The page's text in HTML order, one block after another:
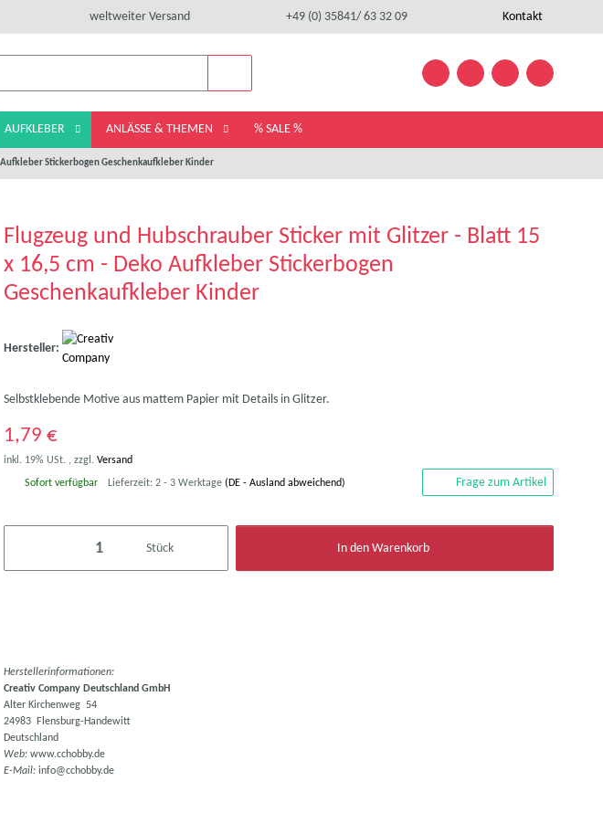
weltweiter Versand +49 (0) 35841/ 63 32 09 Kontakt
AUFKLEBER ANLÄSSE & THEMEN % SALE %
Stickerbogen Geschenkaufkleber Kinder
Flugzeug und Hubschrauber Sticker mit Glitzer - Blatt 15
x 16,5 cm - Deko Aufkleber Stickerbogen
Geschenkaufkleber Kinder
Hersteller:
Selbstklebende Motive aus mattem Papier mit Details in Glitzer.
1,79 €
inkl. 19% USt. , zzgl. Versand
Sofort verfügbar Lieferzeit: 2 - 3 Werktage (DE - Ausland abweichend) Frage zum Artikel
Stück In den Warenkorb
Herstellerinformationen:
Creativ Company Deutschland GmbH
Alter Kirchenweg 54
24983 Flensburg-Handewitt
Deutschland
Web: www.cchobby.de
E-Mail: info@cchobby.de